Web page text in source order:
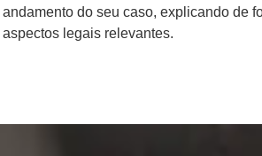
andamento do seu caso, explicando de
aspectos legais relevantes.